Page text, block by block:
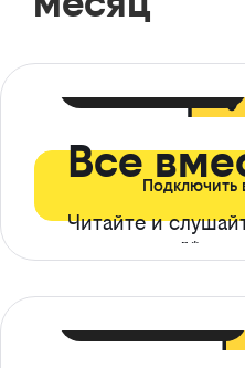
Все
Читайте и
ограничений*
Подключить